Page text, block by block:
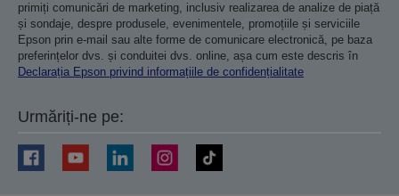
primiți comunicări de marketing, inclusiv realizarea de analize de piață
și sondaje, despre produsele, evenimentele, promoțiile și serviciile
Epson prin e-mail sau alte forme de comunicare electronică, pe baza
preferințelor dvs. și conduitei dvs. online, așa cum este descris în
Declarația Epson privind informațiile de confidențialitate
Urmăriți-ne pe: